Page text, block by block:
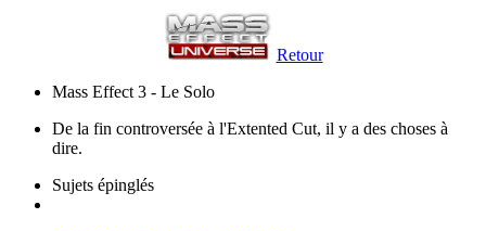
Retour
Mass Effect 3 - Le Solo
De la fin controversée à l'Extented Cut, il y a des choses à
dire.
Sujets épinglés